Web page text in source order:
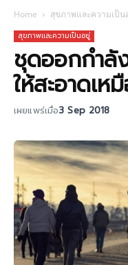
Home สุขภาพและความเป็น
สุขภาพและความเป็นอยู่
ชุดออกกำลั
ให้สะอาดเห
เผยแพร่เมื่อ3 Sep 2018